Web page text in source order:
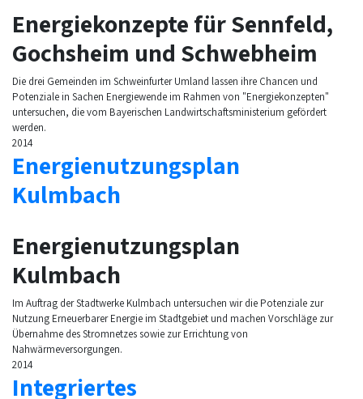
Energiekonzepte für Sennfeld,
Gochsheim und Schwebheim
Die drei Gemeinden im Schweinfurter Umland lassen ihre Chancen und
Potenziale in Sachen Energiewende im Rahmen von "Energiekonzepten"
untersuchen, die vom Bayerischen Landwirtschaftsministerium gefördert
werden.
2014
Energienutzungsplan
Kulmbach
Energienutzungsplan
Kulmbach
Im Auftrag der Stadtwerke Kulmbach untersuchen wir die Potenziale zur
Nutzung Erneuerbarer Energie im Stadtgebiet und machen Vorschläge zur
Übernahme des Stromnetzes sowie zur Errichtung von
Nahwärmeversorgungen.
2014
Integriertes